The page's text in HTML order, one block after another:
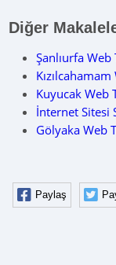
Diğer
Şanlıurfa Web
Kuyucak Web
İnternet Sitesi
Gölyaka Web
Paylaş